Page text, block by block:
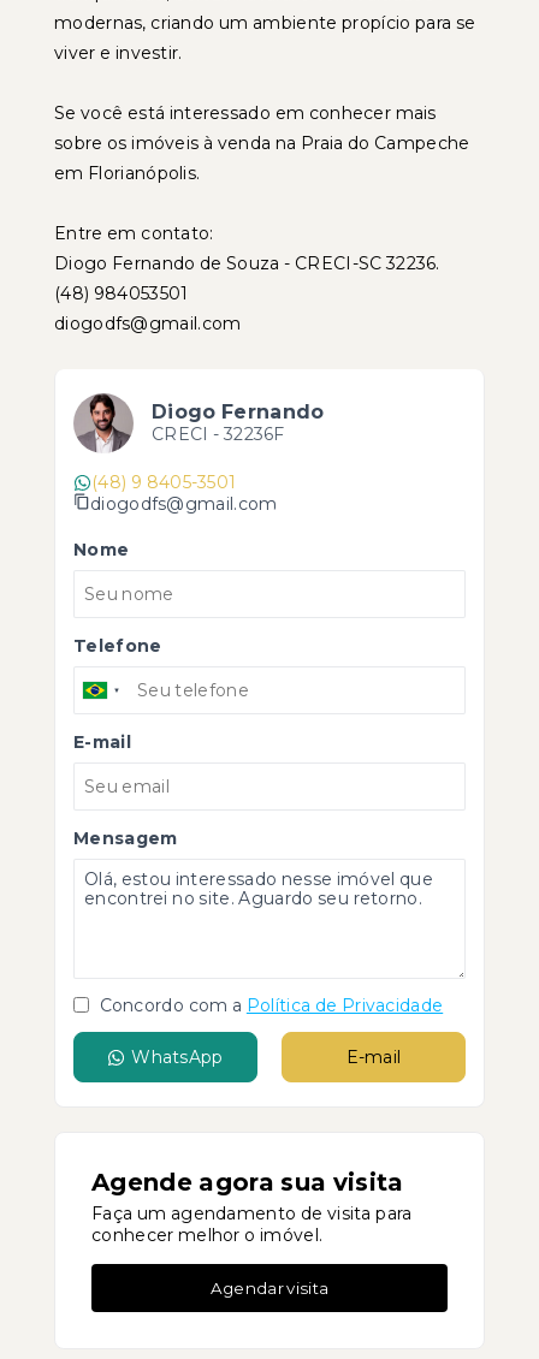
modernas, criando um ambiente propício para se
viver e investir.
Se você está interessado em conhecer mais
sobre os imóveis à venda na Praia do Campeche
em Florianópolis.
Entre em contato:
Diogo Fernando de Souza - CRECI-SC 32236.
(48) 984053501
diogodfs@gmail.com
Diogo Fernando
CRECI - 32236F
(48) 9 8405-3501
diogodfs@gmail.com
Nome
Telefone
E-mail
Mensagem
Concordo com a Política de Privacidade
WhatsApp E-mail
Agende agora sua visita
Faça um agendamento de visita para
conhecer melhor o imóvel.
Agendar visita